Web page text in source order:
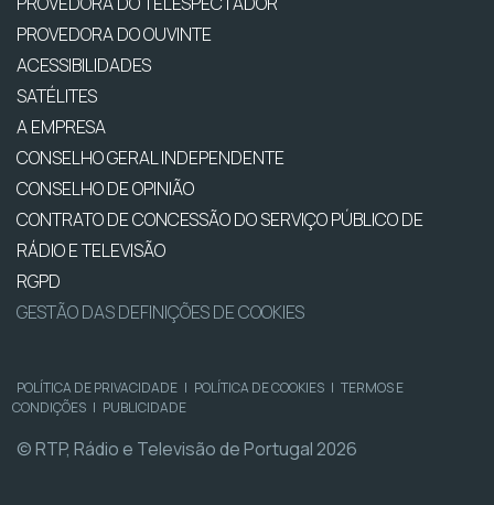
PROVEDORA DO OUVINTE
ACESSIBILIDADES
SATÉLITES
A EMPRESA
CONSELHO GERAL INDEPENDENTE
CONSELHO DE OPINIÃO
CONTRATO DE CONCESSÃO DO SERVIÇO PÚBLICO DE
RÁDIO E TELEVISÃO
RGPD
GESTÃO DAS DEFINIÇÕES DE COOKIES
POLÍTICA DE PRIVACIDADE | POLÍTICA DE COOKIES | TERMOS E
CONDIÇÕES | PUBLICIDADE
© RTP, Rádio e Televisão de Portugal 2026